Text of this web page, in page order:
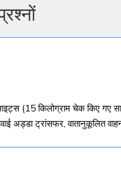
(15 किलोग्राम चेक किए गए
अड्डा ट्रांसफर, वातानुकूलित